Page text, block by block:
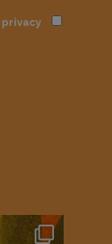
privacy